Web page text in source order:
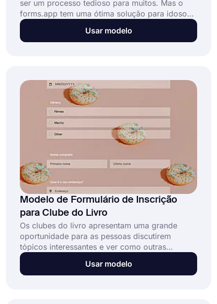
ser um processo tedioso para muitos. Mas o
forms.app tem uma ótima solução para idosos
de associações. Com um modelo de formulário
de associação online, o processo de inscrição
Usar modelo
Modelo de Formulário de Inscrição
para Clube do Livro
Os clubes do livro apresentam uma grande
oportunidade para as pessoas discutirem
tópicos interessantes e ver como outras
pessoas abordam os mesmos tópicos. Se você
planeja iniciar um clube de leitura, o uso de um
Usar modelo